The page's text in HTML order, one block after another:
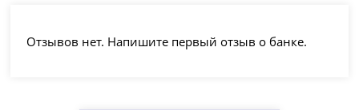
Отзывов нет. Напишите первый отзыв о банке.